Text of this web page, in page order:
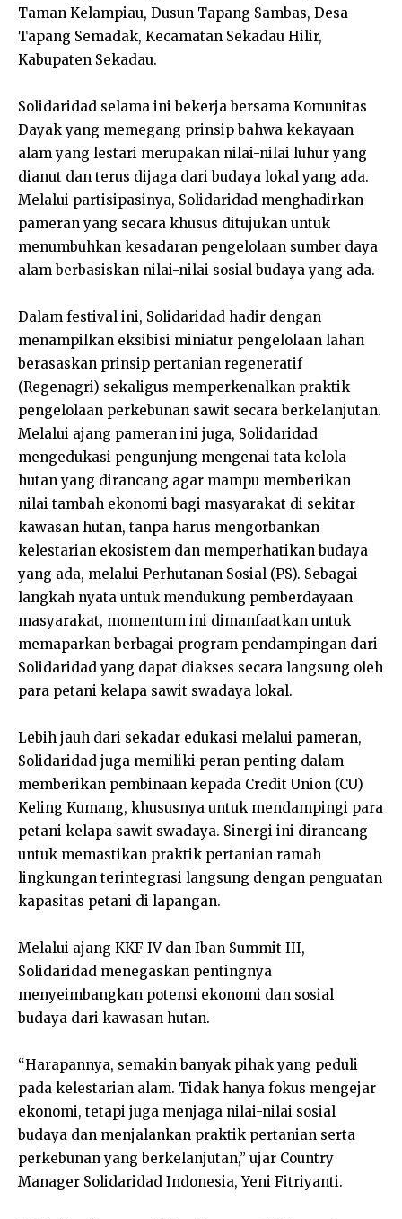
Taman Kelampiau, Dusun Tapang Sambas, Desa
Tapang Semadak, Kecamatan Sekadau Hilir,
Kabupaten Sekadau.
Solidaridad selama ini bekerja bersama Komunitas
Dayak yang memegang prinsip bahwa kekayaan
alam yang lestari merupakan nilai-nilai luhur yang
dianut dan terus dijaga dari budaya lokal yang ada.
Melalui partisipasinya, Solidaridad menghadirkan
pameran yang secara khusus ditujukan untuk
menumbuhkan kesadaran pengelolaan sumber daya
alam berbasiskan nilai-nilai sosial budaya yang ada.
Dalam festival ini, Solidaridad hadir dengan
menampilkan eksibisi miniatur pengelolaan lahan
berasaskan prinsip pertanian regeneratif
(Regenagri) sekaligus memperkenalkan praktik
pengelolaan perkebunan sawit secara berkelanjutan.
Melalui ajang pameran ini juga, Solidaridad
mengedukasi pengunjung mengenai tata kelola
hutan yang dirancang agar mampu memberikan
nilai tambah ekonomi bagi masyarakat di sekitar
kawasan hutan, tanpa harus mengorbankan
kelestarian ekosistem dan memperhatikan budaya
yang ada, melalui Perhutanan Sosial (PS). Sebagai
langkah nyata untuk mendukung pemberdayaan
masyarakat, momentum ini dimanfaatkan untuk
memaparkan berbagai program pendampingan dari
Solidaridad yang dapat diakses secara langsung oleh
para petani kelapa sawit swadaya lokal.
Lebih jauh dari sekadar edukasi melalui pameran,
Solidaridad juga memiliki peran penting dalam
memberikan pembinaan kepada Credit Union (CU)
Keling Kumang, khususnya untuk mendampingi para
petani kelapa sawit swadaya. Sinergi ini dirancang
untuk memastikan praktik pertanian ramah
lingkungan terintegrasi langsung dengan penguatan
kapasitas petani di lapangan.
Melalui ajang KKF IV dan Iban Summit III,
Solidaridad menegaskan pentingnya
menyeimbangkan potensi ekonomi dan sosial
budaya dari kawasan hutan.
“Harapannya, semakin banyak pihak yang peduli
pada kelestarian alam. Tidak hanya fokus mengejar
ekonomi, tetapi juga menjaga nilai-nilai sosial
budaya dan menjalankan praktik pertanian serta
perkebunan yang berkelanjutan,” ujar Country
Manager Solidaridad Indonesia, Yeni Fitriyanti.